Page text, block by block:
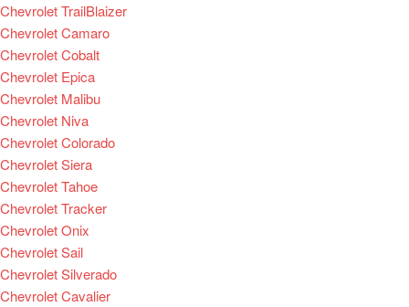
Chevrolet TrailBlaizer
Chevrolet Camaro
Chevrolet Cobalt
Chevrolet Epica
Chevrolet Malibu
Chevrolet Niva
Chevrolet Colorado
Chevrolet Siera
Chevrolet Tahoe
Chevrolet Tracker
Chevrolet Onix
Chevrolet Sail
Chevrolet Silverado
Chevrolet Cavalier